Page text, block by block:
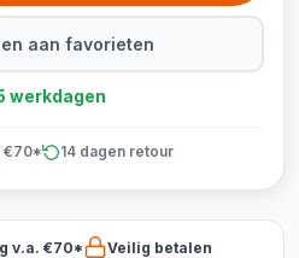
aan favorieten
werkdagen
€70* 14 dagen retour
v.a. €70*
Veilig betalen